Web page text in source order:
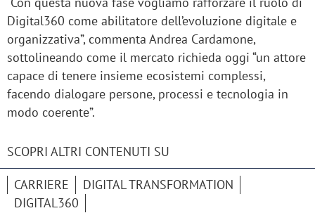
Digital360 come abilitatore dell’evoluzione digitale e
organizzativa”, commenta Andrea Cardamone,
sottolineando come il mercato richieda oggi “un attore
capace di tenere insieme ecosistemi complessi,
facendo dialogare persone, processi e tecnologia in
modo coerente”.
SCOPRI ALTRI CONTENUTI SU
CARRIERE
DIGITAL TRANSFORMATION
DIGITAL360